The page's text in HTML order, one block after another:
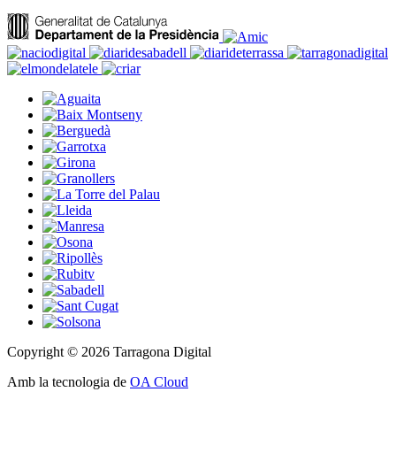
Copyright © 2026 Tarragona Digital
Amb la tecnologia de OA Cloud